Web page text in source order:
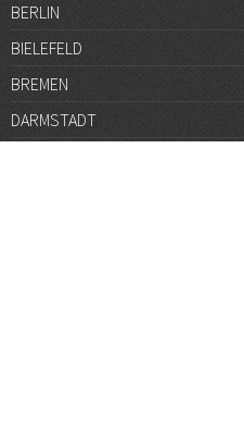
BERLIN
BIELEFELD
BREMEN
DARMSTADT